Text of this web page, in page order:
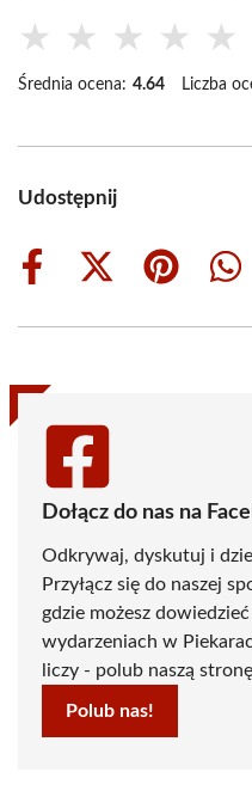
★ ★ ★ ★ ★
Średnia ocena: 4.64 Liczba
Udostępnij
Share
Share
(Twitter)
Share
Dołącz do nas na
Odkrywaj, dyskutuj i
Przyłącz się do naszej
gdzie możesz
wydarzeniach w
liczy - polub naszą
Polub nas!